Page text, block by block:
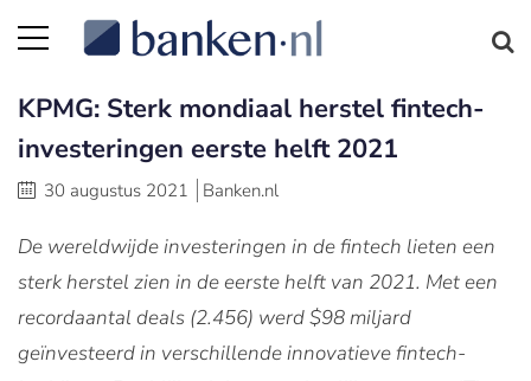
KPMG: Sterk mondiaal herstel fintech-
investeringen eerste helft 2021
30 augustus 2021 Banken.nl
De wereldwijde investeringen in de fintech lieten een
sterk herstel zien in de eerste helft van 2021. Met een
recordaantal deals (2.456) werd $98 miljard
geïnvesteerd in verschillende innovatieve fintech-